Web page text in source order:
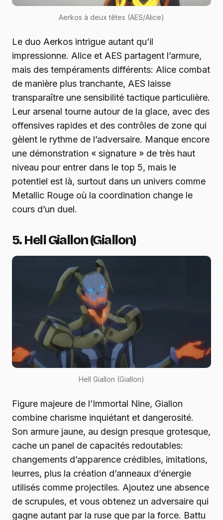
Aerkos à deux têtes (AES/Alice)
Le duo Aerkos intrigue autant qu’il
impressionne. Alice et AES partagent l’armure,
mais des tempéraments différents: Alice combat
de manière plus tranchante, AES laisse
transparaître une sensibilité tactique particulière.
Leur arsenal tourne autour de la glace, avec des
offensives rapides et des contrôles de zone qui
gèlent le rythme de l’adversaire. Manque encore
une démonstration « signature » de très haut
niveau pour entrer dans le top 5, mais le
potentiel est là, surtout dans un univers comme
Metallic Rouge où la coordination change le
cours d’un duel.
5. Hell Giallon (Giallon)
Hell Giallon (Giallon)
Figure majeure de l’Immortal Nine, Giallon
combine charisme inquiétant et dangerosité.
Son armure jaune, au design presque grotesque,
cache un panel de capacités redoutables:
changements d’apparence crédibles, imitations,
leurres, plus la création d’anneaux d’énergie
utilisés comme projectiles. Ajoutez une absence
de scrupules, et vous obtenez un adversaire qui
gagne autant par la ruse que par la force. Battu